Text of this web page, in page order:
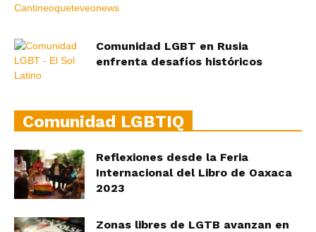
Comunidad LGBT en Rusia
enfrenta desafíos históricos
Comunidad LGBTIQ
Reflexiones desde la Feria
Internacional del Libro de Oaxaca
2023
Zonas libres de LGTB avanzan en